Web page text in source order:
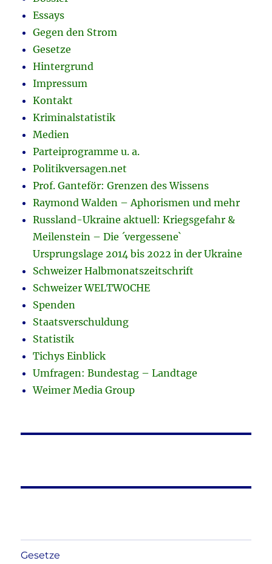
Essays
Gegen den Strom
Gesetze
Hintergrund
Impressum
Kontakt
Kriminalstatistik
Medien
Parteiprogramme u. a.
Politikversagen.net
Prof. Ganteför: Grenzen des Wissens
Raymond Walden – Aphorismen und mehr
Russland-Ukraine aktuell: Kriegsgefahr &
Meilenstein – Die ´vergessene`
Ursprungslage 2014 bis 2022 in der Ukraine
Schweizer Halbmonatszeitschrift
Schweizer WELTWOCHE
Spenden
Staatsverschuldung
Statistik
Tichys Einblick
Umfragen: Bundestag – Landtage
Weimer Media Group
Gesetze